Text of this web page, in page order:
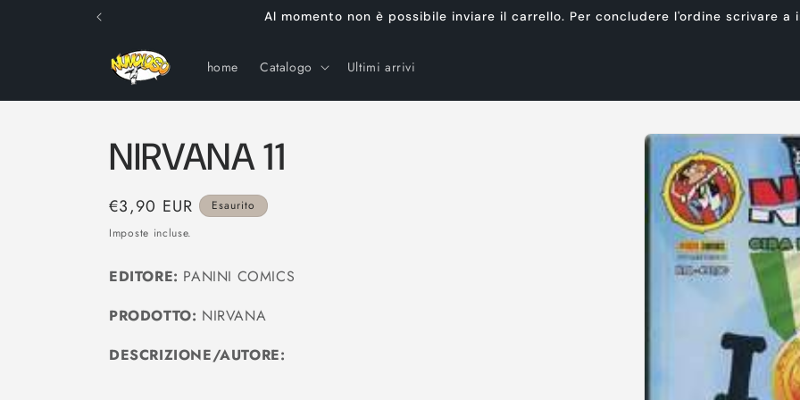
Al momento non è possibile inviare il carrello. Per concludere l'ordine scrivare a
home Catalogo Ultimi arrivi
Passa alle
informazioni
sul prodotto
NIRVANA 11
Prezzo
di
€3,90 EUR
Esaurito
Imposte incluse.
EDITORE: PANINI COMICS
PRODOTTO: NIRVANA
DESCRIZIONE/AUTORE: